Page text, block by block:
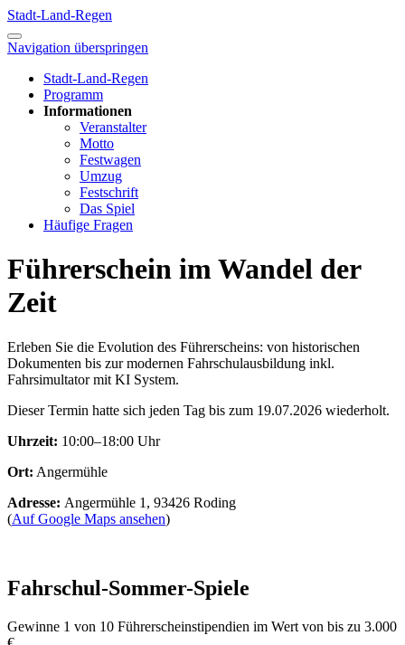
Stadt-Land-Regen
Navigation überspringen
Stadt-Land-Regen
Programm
Informationen
Veranstalter
Motto
Festwagen
Umzug
Festschrift
Das Spiel
Häufige Fragen
Führerschein im Wandel der
Zeit
Erleben Sie die Evolution des Führerscheins: von historischen
Dokumenten bis zur modernen Fahrschulausbildung inkl.
Fahrsimultator mit KI System.
Dieser Termin hatte sich jeden Tag bis zum 19.07.2026 wiederholt.
Uhrzeit: 10:00–18:00 Uhr
Ort: Angermühle
Adresse: Angermühle 1, 93426 Roding
(Auf Google Maps ansehen)
Fahrschul-Sommer-Spiele
Gewinne 1 von 10 Führerscheinstipendien im Wert von bis zu 3.000